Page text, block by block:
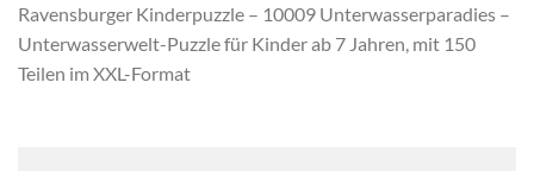
Ravensburger Kinderpuzzle – 10009 Unterwasserparadies –
Unterwasserwelt-Puzzle für Kinder ab 7 Jahren, mit 150
Teilen im XXL-Format